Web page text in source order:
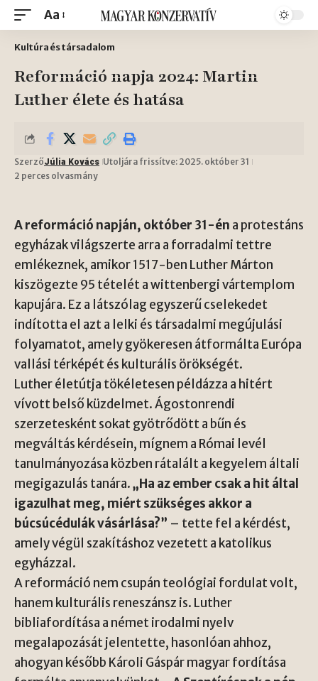
Aa
Kultúra és társadalom
Reformáció napja 2024: Martin
Luther élete és hatása
SzerzőJúlia Kovács Utoljára frissítve: 2025. október 31
2 perces olvasmány
A reformáció napján, október 31-én a protestáns
egyházak világszerte arra a forradalmi tettre
emlékeznek, amikor 1517-ben Luther Márton
kiszögezte 95 tételét a wittenbergi vártemplom
kapujára. Ez a látszólag egyszerű cselekedet
indította el azt a lelki és társadalmi megújulási
folyamatot, amely gyökeresen átformálta Európa
vallási térképét és kulturális örökségét.
Luther életútja tökéletesen példázza a hitért
vívott belső küzdelmet. Ágostonrendi
szerzetesként sokat gyötrődött a bűn és
megváltás kérdésein, mígnem a Római levél
tanulmányozása közben rátalált a kegyelem általi
megigazulás tanára.„Ha az ember csak a hit által
igazulhat meg, miért szükséges akkor a
búcsúcédulák vásárlása?” – tette fel a kérdést,
amely végül szakításhoz vezetett a katolikus
egyházzal.
A reformáció nem csupán teológiai fordulat volt,
hanem kulturális reneszánsz is. Luther
bibliafordítása a német irodalmi nyelv
megalapozását jelentette, hasonlóan ahhoz,
ahogyan később Károli Gáspár magyar fordítása